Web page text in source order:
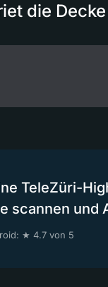
die
TeleZüri-
scannen und
★ 4.7 von 5